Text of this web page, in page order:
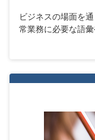
ビジネスの場面を
常業務に必要な語